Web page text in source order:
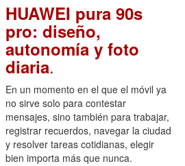
HUAWEI pura 90s
pro: diseño,
autonomía y foto
diaria.
En un momento en el que el móvil ya
no sirve solo para contestar
mensajes, sino también para trabajar,
registrar recuerdos, navegar la ciudad
y resolver tareas cotidianas, elegir
bien importa más que nunca.